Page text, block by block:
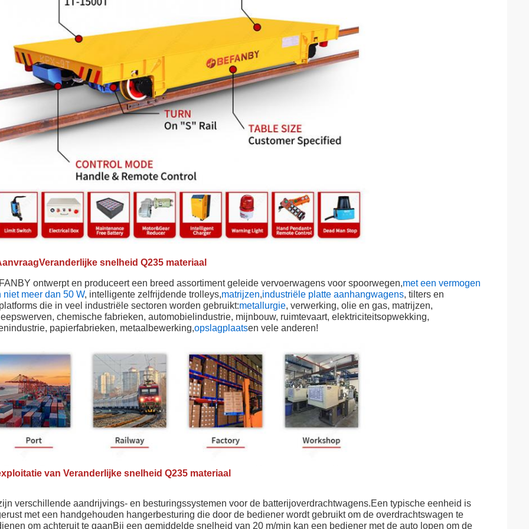
Veranderlijke snelheid Q235 materiaal
ontwerpt en produceert een breed assortiment geleide vervoerwagens voor spoorwegen,met een vermogen
niet meer dan 50 W, intelligente zelfrijdende trolleys,matrijzen,industriële platte aanhangwagens, tilters en
die in veel industriële sectoren worden gebruikt:metallurgie, verwerking, olie en gas, matrijzen,
chemische fabrieken, automobielindustrie, mijnbouw, ruimtevaart, elektriciteitsopwekking,
papierfabrieken, metaalbewerking,opslagplaatsen vele anderen!
van Veranderlijke snelheid Q235 materiaal
verschillende aandrijvings- en besturingssystemen voor de batterijoverdrachtwagens.Een typische eenheid is
met een handgehouden hangerbesturing die door de bediener wordt gebruikt om de overdrachtswagen te
om achteruit te gaanBij een gemiddelde snelheid van 20 m/min kan een bediener met de auto lopen om de